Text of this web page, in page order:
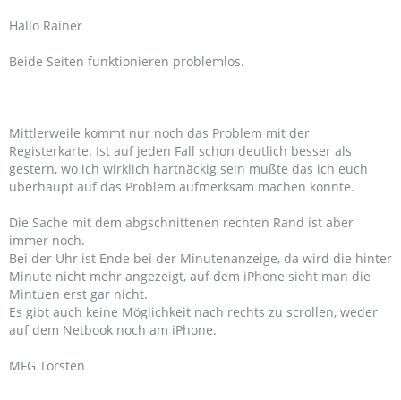
Hallo Rainer
Beide Seiten funktionieren problemlos.
Mittlerweile kommt nur noch das Problem mit der
Registerkarte. Ist auf jeden Fall schon deutlich besser als
gestern, wo ich wirklich hartnäckig sein mußte das ich euch
überhaupt auf das Problem aufmerksam machen konnte.
Die Sache mit dem abgschnittenen rechten Rand ist aber
immer noch.
Bei der Uhr ist Ende bei der Minutenanzeige, da wird die hinter
Minute nicht mehr angezeigt, auf dem iPhone sieht man die
Mintuen erst gar nicht.
Es gibt auch keine Möglichkeit nach rechts zu scrollen, weder
auf dem Netbook noch am iPhone.
MFG Torsten